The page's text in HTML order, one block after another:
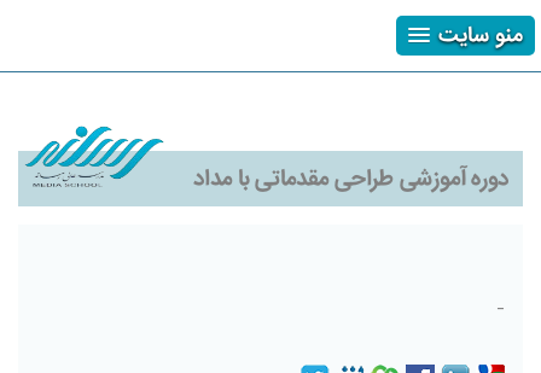
منو سایت
دوره آموزشی طراحی مقدماتی با مداد
-